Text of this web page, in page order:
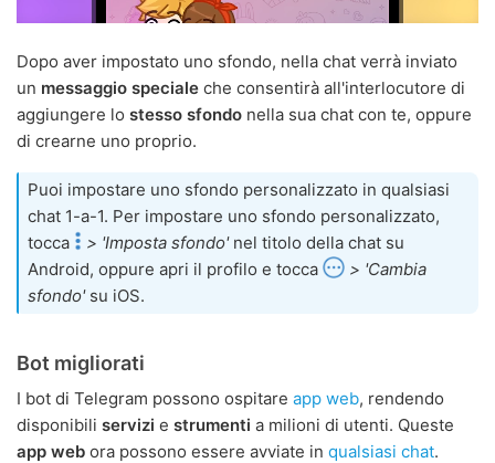
Dopo aver impostato uno sfondo, nella chat verrà inviato
un messaggio speciale che consentirà all'interlocutore di
aggiungere lo stesso sfondo nella sua chat con te, oppure
di crearne uno proprio.
Puoi impostare uno sfondo personalizzato in qualsiasi
chat 1-a-1. Per impostare uno sfondo personalizzato,
tocca
> 'Imposta sfondo'nel titolo della chat su
Android, oppure apri il profilo e tocca
> 'Cambia
sfondo'su iOS.
Bot migliorati
I bot di Telegram possono ospitare app web, rendendo
disponibili servizi e strumenti a milioni di utenti. Queste
app web ora possono essere avviate in qualsiasi chat.